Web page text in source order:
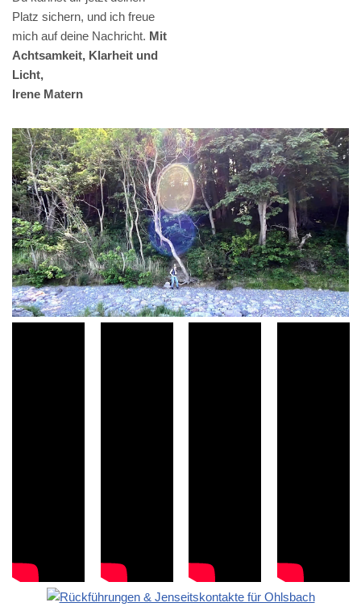
Platz sichern, und ich freue
mich auf deine Nachricht. Mit
Achtsamkeit, Klarheit und
Licht,
Irene Matern